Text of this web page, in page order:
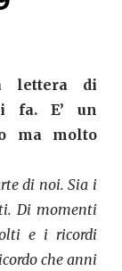
lettera di
fa. E’ un
ma molto
di noi. Sia i
Di momenti
e i ricordi
che anni